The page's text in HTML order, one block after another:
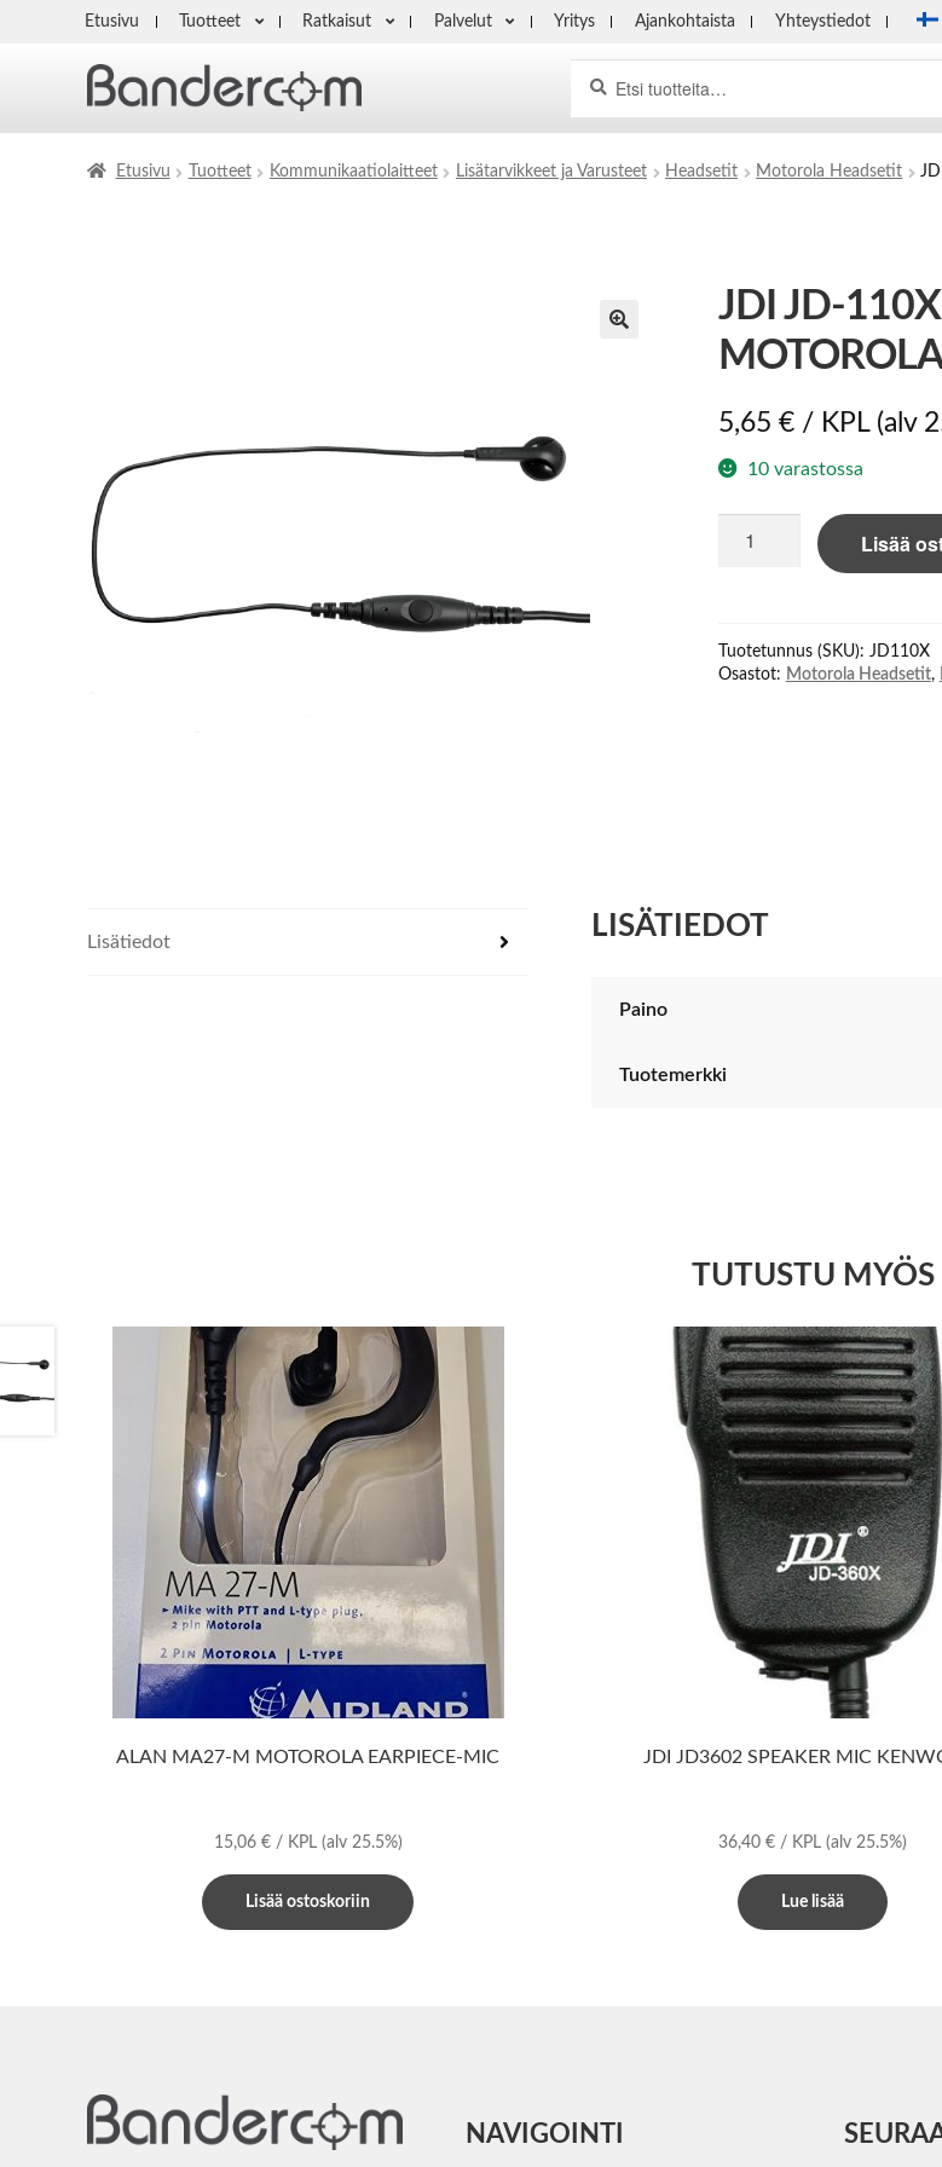
Etusivu Tuotteet Ratkaisut Palvelut Yritys Ajankohtaista Yhteystiedot
Etusivu Tuotteet Kommunikaatiolaitteet Lisätarvikkeet ja Varusteet Headsetit Motorola Headsetit
JDI JD-
5,65 €/ KPL (alv
10 varastossa
for
Motorola
Lisää
Tuotetunnus (SKU): JD110X
Osastot: Motorola Headsetit,
Lisätiedot LISÄTIEDOT
Paino
Tuotemerkki
TUTUSTU MYÖS
ALAN MA27-M MOTOROLA EARPIECE-MIC
15,06 €/ KPL (alv 25.5%)
Lisää ostoskoriin
JDI JD3602 SPEAKER MIC
36,40 €/ KPL (alv 25.5%)
Lue lisää
NAVIGOINTI